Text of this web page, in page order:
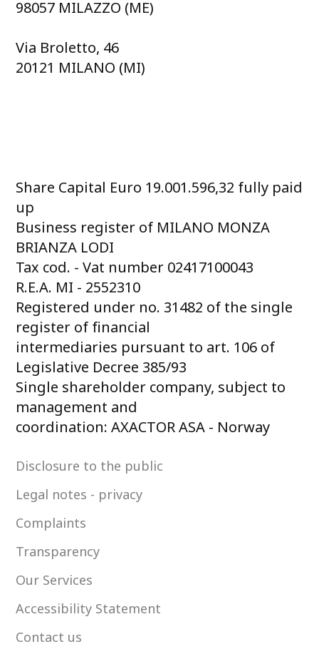
98057 MILAZZO (ME)
Via Broletto, 46
20121 MILANO (MI)
Share Capital Euro 19.001.596,32 fully paid
up
Business register of MILANO MONZA
BRIANZA LODI
Tax cod. - Vat number 02417100043
R.E.A. MI - 2552310
Registered under no. 31482 of the single
register of financial
intermediaries pursuant to art. 106 of
Legislative Decree 385/93
Single shareholder company, subject to
management and
coordination: AXACTOR ASA - Norway
Disclosure to the public
Legal notes - privacy
Complaints
Transparency
Our Services
Accessibility Statement
Contact us